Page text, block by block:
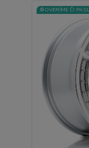
⚙️OVERÍME ČI